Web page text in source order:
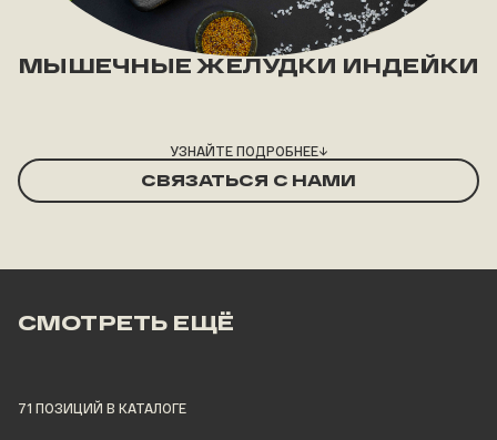
МЫШЕЧНЫЕ ЖЕЛУДКИ ИНДЕЙКИ
СВЯЗАТЬСЯ С НАМИ
→
УЗНАЙТЕ ПОДРОБНЕЕ
СМОТРЕТЬ ЕЩЁ
71 ПОЗИЦИЙ В КАТАЛОГЕ